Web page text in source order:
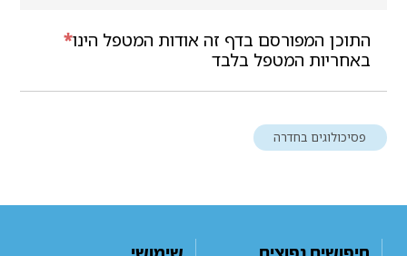
*התוכן המפורסם בדף זה אודות המטפל הינו
באחריות המטפל בלבד
פסיכולוגים בחדרה